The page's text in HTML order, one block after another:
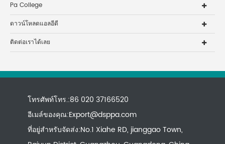
Pa College
ดาวน์โหลดแอลอีดี
ติดต่อเราได้เลย
โทรศัพท์โทร.:86 020 37166520
อีเมล์ของคุณ:Export@dsppa.com
ที่อยู่สำหรับจัดส่ง:No.1 Xiahe RD, jianggao Town,